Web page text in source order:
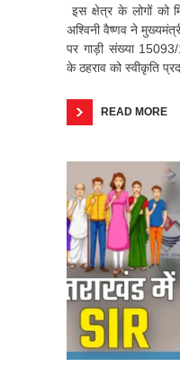
इस क्षेत्र के लोगों को
अश्विनी वैष्णव ने
पर गाड़ी संख्या
के ठहराव को स्वीकृति
READ MORE